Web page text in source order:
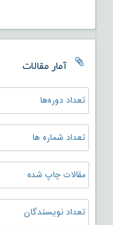
آمار مقالات
تعداد دوره‌ها
تعداد شماره ها
مقالات چاپ شده
تعداد نویسندگان